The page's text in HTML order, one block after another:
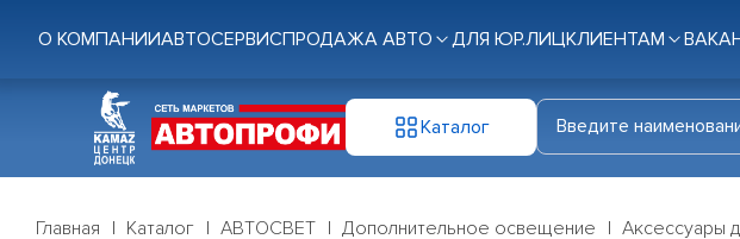
О КОМПАНИИАВТОСЕРВИСПРОДАЖА АВТО ДЛЯ ЮР.ЛИЦКЛИЕНТАМ
Каталог
Главная Каталог АВТОСВЕТ Дополнительное освещение Аксессуары